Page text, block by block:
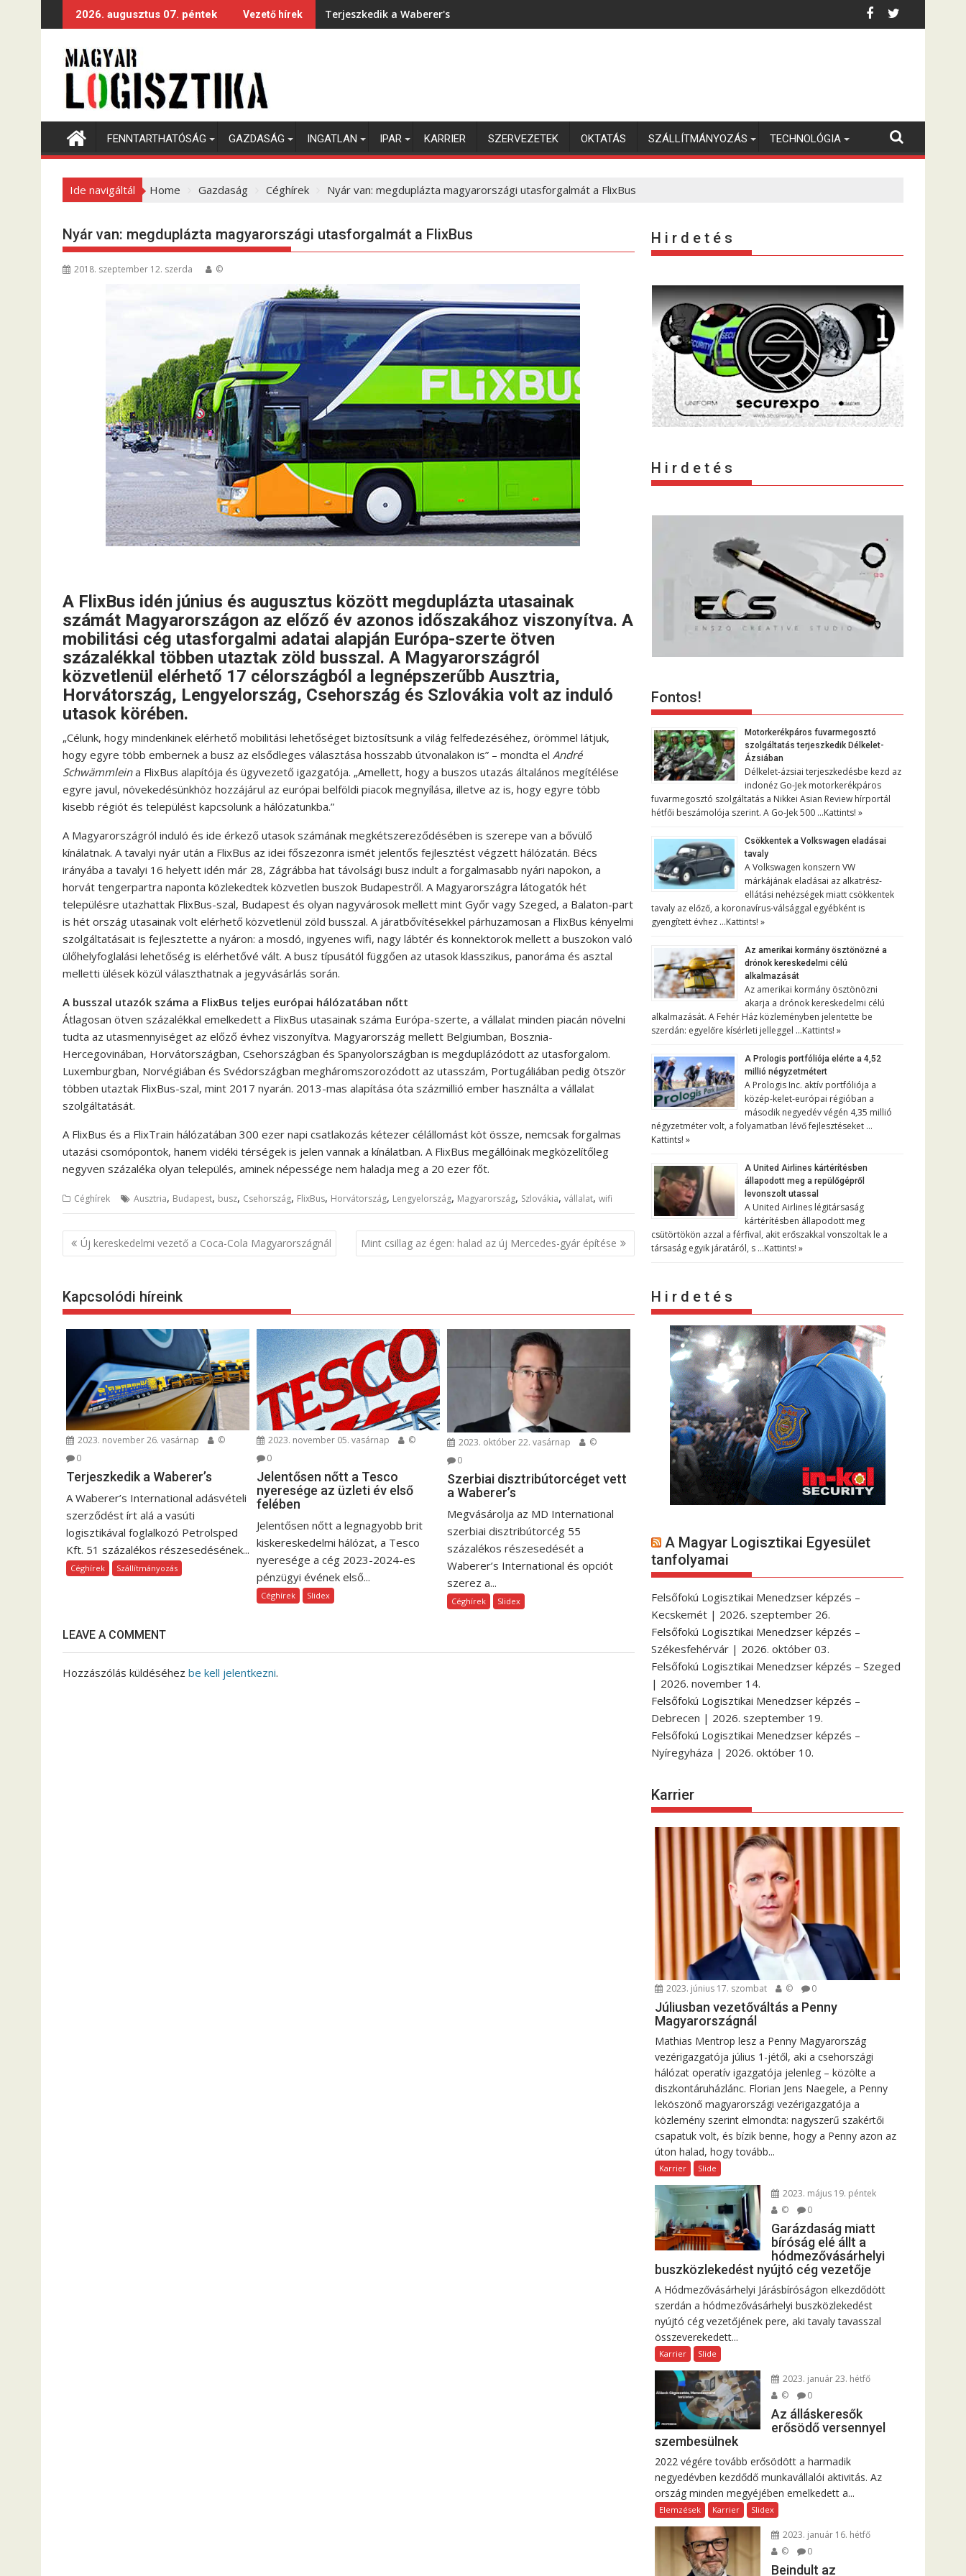
k
2026. augusztus 07. péntek Vezető hírek Terjeszkedik a Waberer's
FENNTARTHATÓSÁG GAZDASÁG INGATLAN IPAR KARRIER SZERVEZETEK OKTATÁS SZÁLLÍTMÁNYOZÁS TECHNOLÓGIA
Ide navigáltál Home Gazdaság Céghírek Nyár van: megduplázta magyarországi utasforgalmát a FlixBus
Nyár van: megduplázta magyarországi utasforgalmát a FlixBus
2018. szeptember 12. szerda ©
A FlixBus idén június és augusztus között megduplázta utasainak
számát Magyarországon az előző év azonos időszakához viszonyítva. A
mobilitási cég utasforgalmi adatai alapján Európa-szerte ötven
százalékkal többen utaztak zöld busszal. A Magyarországról
közvetlenül elérhető 17 célországból a legnépszerűbb Ausztria,
Horvátország, Lengyelország, Csehország és Szlovákia volt az induló
utasok körében.
„Célunk, hogy mindenkinek elérhető mobilitási lehetőséget biztosítsunk a világ felfedezéséhez, örömmel látjuk,
hogy egyre több embernek a busz az elsődleges választása hosszabb útvonalakon is” – mondta el André
Schwämmleina FlixBus alapítója és ügyvezető igazgatója. „Amellett, hogy a buszos utazás általános megítélése
egyre javul, növekedésünkhöz hozzájárul az európai belföldi piacok megnyílása, illetve az is, hogy egyre több
kisebb régiót és települést kapcsolunk a hálózatunkba.”
A Magyarországról induló és ide érkező utasok számának megkétszereződésében is szerepe van a bővülő
kínálatnak. A tavalyi nyár után a FlixBus az idei főszezonra ismét jelentős fejlesztést végzett hálózatán. Bécs
irányába a tavalyi 16 helyett idén már 28, Zágrábba hat távolsági busz indult a forgalmasabb nyári napokon, a
horvát tengerpartra naponta közlekedtek közvetlen buszok Budapestről. A Magyarországra látogatók hét
településre utazhattak FlixBus-szal, Budapest és olyan nagyvárosok mellett mint Győr vagy Szeged, a Balaton-part
is hét ország utasainak volt elérhető közvetlenül zöld busszal. A járatbővítésekkel párhuzamosan a FlixBus kényelmi
szolgáltatásait is fejlesztette a nyáron: a mosdó, ingyenes wifi, nagy lábtér és konnektorok mellett a buszokon való
ülőhelyfoglalási lehetőség is elérhetővé vált. A busz típusától függően az utasok klasszikus, panoráma és asztal
melletti ülések közül választhatnak a jegyvásárlás során.
A busszal utazók száma a FlixBus teljes európai hálózatában nőtt
Átlagosan ötven százalékkal emelkedett a FlixBus utasainak száma Európa-szerte, a vállalat minden piacán növelni
tudta az utasmennyiséget az előző évhez viszonyítva. Magyarország mellett Belgiumban, Bosznia-
Hercegovinában, Horvátországban, Csehországban és Spanyolországban is megduplázódott az utasforgalom.
Luxemburgban, Norvégiában és Svédországban megháromszorozódott az utasszám, Portugáliában pedig ötször
többen utaztak FlixBus-szal, mint 2017 nyarán. 2013-mas alapítása óta százmillió ember használta a vállalat
szolgáltatását.
A FlixBus és a FlixTrain hálózatában 300 ezer napi csatlakozás kétezer célállomást köt össze, nemcsak forgalmas
utazási csomópontok, hanem vidéki térségek is jelen vannak a kínálatban. A FlixBus megállóinak megközelítőleg
negyven százaléka olyan település, aminek népessége nem haladja meg a 20 ezer főt.
Céghírek Ausztria, Budapest, busz, Csehország, FlixBus, Horvátország, Lengyelország, Magyarország, Szlovákia, vállalat, wifi
B
e
e
g
n
a
v
g
á
c
i
ó
Új kereskedelmi vezető a Coca-Cola Magyarországnál Mint csillag az égen: halad az új Mercedes-gyár építése
Kapcsolódi híreink
2023. november 26. vasárnap
©
0
Terjeszkedik a Waberer’s
A Waberer’s International adásvételi
szerződést írt alá a vasúti
logisztikával foglalkozó Petrolsped
Kft. 51 százalékos részesedésének...
Céghírek Szállítmányozás
2023. november 05. vasárnap
©
0
Jelentősen nőtt a Tesco
nyeresége az üzleti év első
felében
Jelentősen nőtt a legnagyobb brit
kiskereskedelmi hálózat, a Tesco
nyeresége a cég 2023-2024-es
pénzügyi évének első...
Céghírek Slidex
2023. október 22. vasárnap
©
0
Szerbiai disztribútorcéget vett
a Waberer’s
Megvásárolja az MD International
szerbiai disztribútorcég 55
százalékos részesedését a
Waberer’s International és opciót
szerez a...
Céghírek Slidex
LEAVE A COMMENT
Hozzászólás küldéséhez be kell jelentkezni.
H i r d e t é s
H i r d e t é s
Fontos!
Motorkerékpáros fuvarmegosztó
szolgáltatás terjeszkedik Délkelet-
Ázsiában
Délkelet-ázsiai terjeszkedésbe kezd az
indonéz Go-Jek motorkerékpáros
fuvarmegosztó szolgáltatás a Nikkei Asian Review hírportál
hétfői beszámolója szerint. A Go-Jek 500 …Kattints! »
Csökkentek a Volkswagen eladásai
tavaly
A Volkswagen konszern VW
márkájának eladásai az alkatrész-
ellátási nehézségek miatt csökkentek
tavaly az előző, a koronavírus-válsággal egyébként is
gyengített évhez …Kattints! »
Az amerikai kormány ösztönözné a
drónok kereskedelmi célú
alkalmazását
Az amerikai kormány ösztönözni
akarja a drónok kereskedelmi célú
alkalmazását. A Fehér Ház közleményben jelentette be
szerdán: egyelőre kísérleti jelleggel …Kattints! »
A Prologis portfóliója elérte a 4,52
millió négyzetmétert
A Prologis Inc. aktív portfóliója a
közép-kelet-európai régióban a
második negyedév végén 4,35 millió
négyzetméter volt, a folyamatban lévő fejlesztéseket …
Kattints! »
A United Airlines kártérítésben
állapodott meg a repülőgépről
levonszolt utassal
A United Airlines légitársaság
kártérítésben állapodott meg
csütörtökön azzal a férfival, akit erőszakkal vonszoltak le a
társaság egyik járatáról, s …Kattints! »
H i r d e t é s
A Magyar Logisztikai Egyesület
tanfolyamai
Felsőfokú Logisztikai Menedzser képzés –
Kecskemét | 2026. szeptember 26.
Felsőfokú Logisztikai Menedzser képzés –
Székesfehérvár | 2026. október 03.
Felsőfokú Logisztikai Menedzser képzés – Szeged
| 2026. november 14.
Felsőfokú Logisztikai Menedzser képzés –
Debrecen | 2026. szeptember 19.
Felsőfokú Logisztikai Menedzser képzés –
Nyíregyháza | 2026. október 10.
Karrier
2023. június 17. szombat © 0
Júliusban vezetőváltás a Penny
Magyarországnál
Mathias Mentrop lesz a Penny Magyarország
vezérigazgatója július 1-jétől, aki a csehországi
hálózat operatív igazgatója jelenleg – közölte a
diszkontáruházlánc. Florian Jens Naegele, a Penny
leköszönő magyarországi vezérigazgatója a
közlemény szerint elmondta: nagyszerű szakértői
csapatuk volt, és bízik benne, hogy a Penny azon az
úton halad, hogy tovább...
Karrier Slide
2023. május 19. péntek
©
0
Garázdaság miatt
bíróság elé állt a
hódmezővásárhelyi
buszközlekedést nyújtó cég vezetője
A Hódmezővásárhelyi Járásbíróságon elkezdődött
szerdán a hódmezővásárhelyi buszközlekedést
nyújtó cég vezetőjének pere, aki tavaly tavasszal
összeverekedett...
Karrier Slide
2023. január 23. hétfő
©
0
Az álláskeresők
erősödő versennyel
szembesülnek
2022 végére tovább erősödött a harmadik
negyedévben kezdődő munkavállalói aktivitás. Az
ország minden megyéjében emelkedett a...
Elemzések Karrier Slidex
2023. január 16. hétfő
©
0
Beindult az